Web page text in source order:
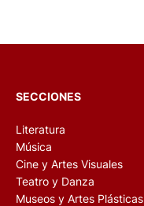
SECCIONES
Literatura
Música
Cine y Artes Visuales
Teatro y Danza
Museos y Artes Plásticas